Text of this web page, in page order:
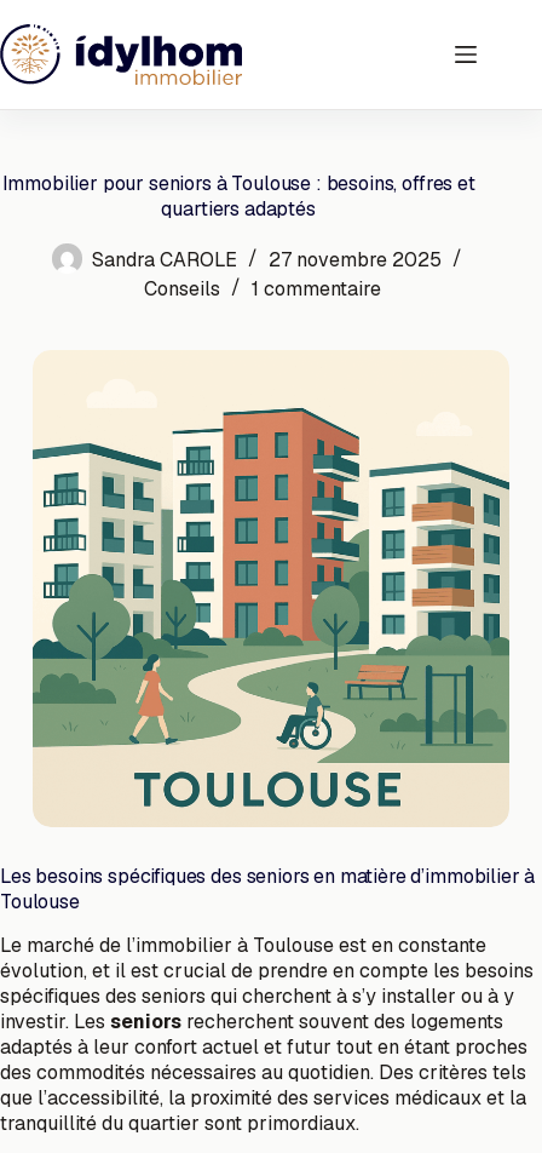
au
contenu
Immobilier pour seniors à Toulouse : besoins, offres et
quartiers adaptés
Sandra CAROLE
27 novembre 2025
Conseils
1 commentaire
Les besoins spécifiques des seniors en matière d’immobilier à
Toulouse
Le marché de l’immobilier à Toulouse est en constante
évolution, et il est crucial de prendre en compte les besoins
spécifiques des seniors qui cherchent à s’y installer ou à y
investir. Les seniors recherchent souvent des logements
adaptés à leur confort actuel et futur tout en étant proches
des commodités nécessaires au quotidien. Des critères tels
que l’accessibilité, la proximité des services médicaux et la
tranquillité du quartier sont primordiaux.